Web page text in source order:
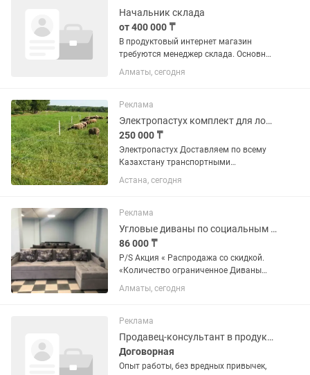
Начальник склада
от 400 000 ₸
В продуктовый интернет магазин
требуются менеджер склада. Основные
обязанности: •Работа с заявками: -
Обработка заказов поступивших от
и согласование списка...
Алматы, сегодня
Реклама
Электропастух комплект для лошадей и КРС
250 000 ₸
Электропастух Доставляем по всему
Казахстану транспортными
компаниями до любого района с
оплатой при получении товара! В
70 видов электропастухов
(генераторов...
Астана, сегодня
Реклама
Угловые диваны по социальным ценам, р-он Суюнбая Рыschoolова
86 000 ₸
P/S Акция « Распродажа со скидкой.
«Количество ограниченное Диваны
готовые всегда в наличии. Каталог
тканей есть, срок изготовления 1-2 дня,
однотонные=1000 тг доплата за...
Алматы, сегодня
Реклама
Продавец-консультант в продуктовом магазине
Договорная
Опыт работы, без вредных привычек,